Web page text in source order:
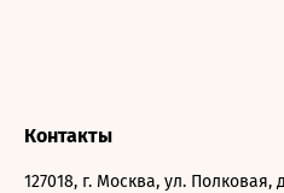
Контакты
127018, г. Москва, ул. Полковая,